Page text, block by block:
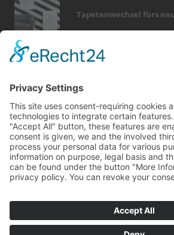
Tapetenwechsel fürs
finanzierung immobilien rund
sicherheit
badezimmer türen
beratung
dämmung fenster
keller
sanieren wärme